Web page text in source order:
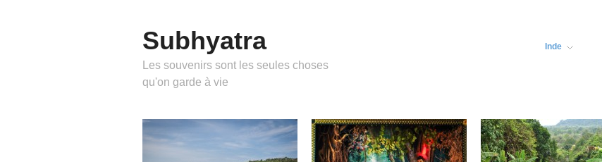
Subhyatra
Les souvenirs sont les seules choses
qu'on garde à vie
Inde